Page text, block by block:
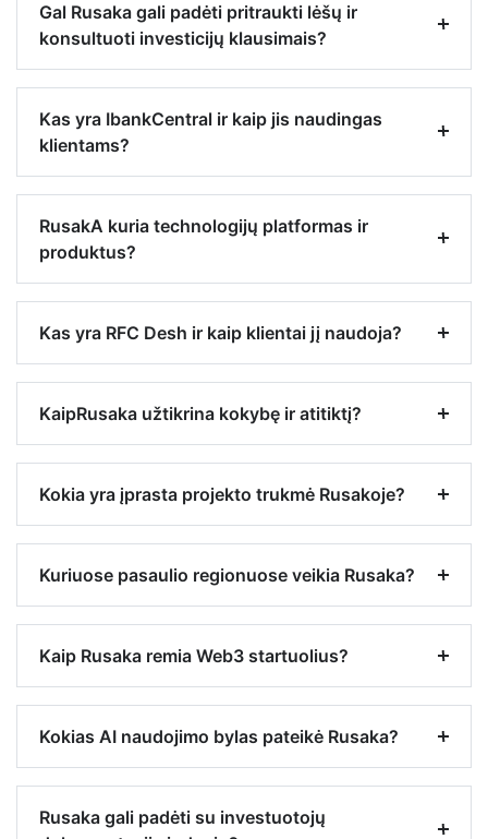
Gal Rusaka gali padėti pritraukti lėšų ir
konsultuoti investicijų klausimais?
Kas yra IbankCentral ir kaip jis naudingas
klientams?
RusakA kuria technologijų platformas ir
produktus?
Kas yra RFC Desh ir kaip klientai jį naudoja?
KaipRusaka užtikrina kokybę ir atitiktį?
Kokia yra įprasta projekto trukmė Rusakoje?
Kuriuose pasaulio regionuose veikia Rusaka?
Kaip Rusaka remia Web3 startuolius?
Kokias AI naudojimo bylas pateikė Rusaka?
Rusaka gali padėti su investuotojų